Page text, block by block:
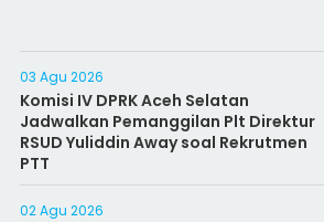
03 Agu 2026
Komisi IV DPRK Aceh Selatan
Jadwalkan Pemanggilan Plt Direktur
RSUD Yuliddin Away soal Rekrutmen
PTT
02 Agu 2026